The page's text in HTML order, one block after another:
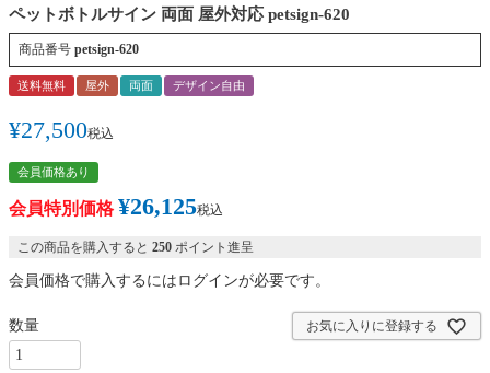
ペットボトルサイン 両面 屋外対応 petsign-620
商品番号 petsign-620
送料無料 屋外 両面 デザイン自由
¥27,500税込
会員価格あり
会員特別価格 ¥26,125税込
この商品を購入すると 250 ポイント進呈
会員価格で購入するにはログインが必要です。
お気に入りに登録する